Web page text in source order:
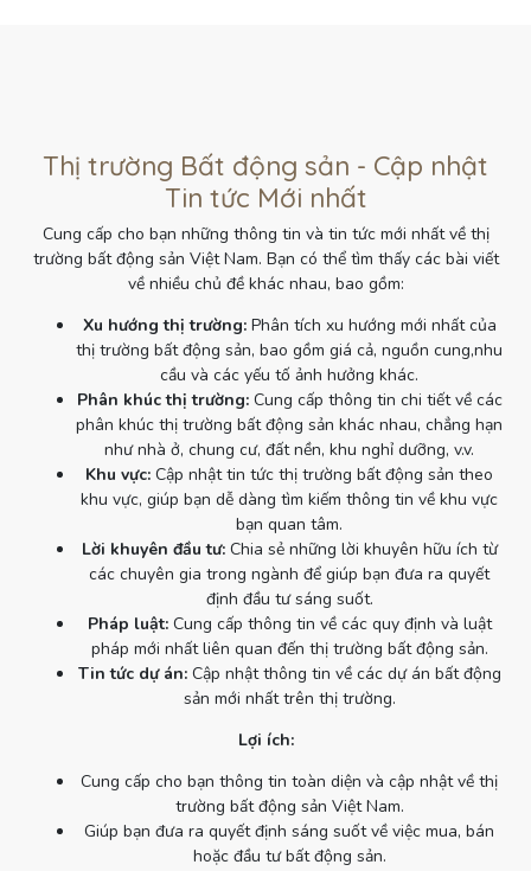
Thị trường Bất động sản - Cập nhật
Tin tức Mới nhất
Cung cấp cho bạn những thông tin và tin tức mới nhất về thị
trường bất động sản Việt Nam. Bạn có thể tìm thấy các bài viết
về nhiều chủ đề khác nhau, bao gồm:
Xu hướng thị trường:Phân tích xu hướng mới nhất của
thị trường bất động sản, bao gồm giá cả, nguồn cung,nhu
cầu và các yếu tố ảnh hưởng khác.
Phân khúc thị trường:Cung cấp thông tin chi tiết về các
phân khúc thị trường bất động sản khác nhau, chẳng hạn
như nhà ở, chung cư, đất nền, khu nghỉ dưỡng, v.v.
Khu vực: Cập nhật tin tức thị trường bất động sản theo
khu vực, giúp bạn dễ dàng tìm kiếm thông tin về khu vực
bạn quan tâm.
Lời khuyên đầu tư:Chia sẻ những lời khuyên hữu ích từ
các chuyên gia trong ngành để giúp bạn đưa ra quyết
định đầu tư sáng suốt.
Pháp luật:Cung cấp thông tin về các quy định và luật
pháp mới nhất liên quan đến thị trường bất động sản.
Tin tức dự án:Cập nhật thông tin về các dự án bất động
sản mới nhất trên thị trường.
Lợi ích:
Cung cấp cho bạn thông tin toàn diện và cập nhật về thị
trường bất động sản Việt Nam.
Giúp bạn đưa ra quyết định sáng suốt về việc mua, bán
hoặc đầu tư bất động sản.